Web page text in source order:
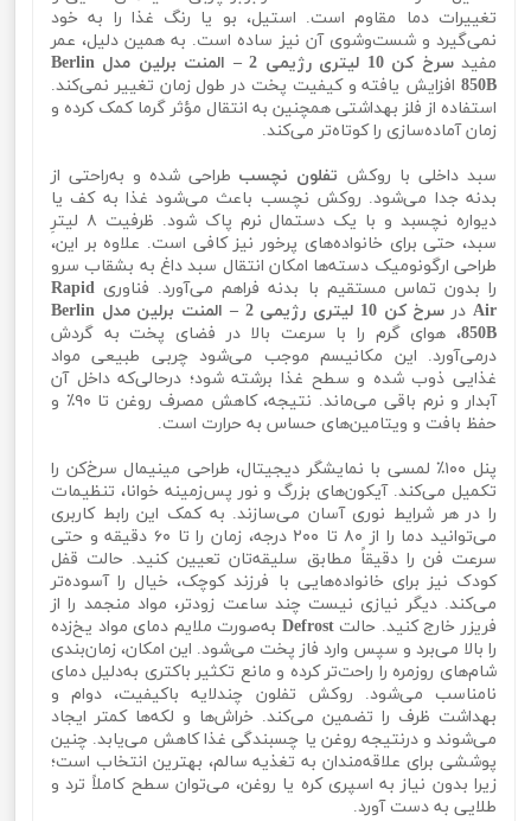
تغییرات دما مقاوم است. استیل، بو یا رنگ غذا را به خود
نمی‌گیرد و شست‌وشوی آن نیز ساده است. به همین دلیل، عمر
مفید
سرخ کن 10 لیتری رژیمی 2 – المنت برلین مدل Berlin
850B افزایش یافته و کیفیت پخت در طول زمان تغییر نمی‌کند.
استفاده از فلز بهداشتی همچنین به انتقال مؤثر گرما کمک کرده و
زمان آماده‌سازی را کوتاه‌تر می‌کند.
سبد داخلی با روکش تفلون نچسب طراحی شده و به‌راحتی از
بدنه جدا می‌شود. روکش نچسب باعث می‌شود غذا به کف یا
دیواره نچسبد و با یک دستمال نرم پاک شود. ظرفیت ۸ لیترِ
سبد، حتی برای خانواده‌های پرخور نیز کافی است. علاوه بر این،
طراحی ارگونومیک دسته‌ها امکان انتقال سبد داغ به بشقاب سرو
را بدون تماس مستقیم با بدنه فراهم می‌آورد. فناوری Rapid
Air در
سرخ کن 10 لیتری رژیمی 2 – المنت برلین مدل Berlin
850B، هوای گرم را با سرعت بالا در فضای پخت به گردش
درمی‌آورد. این مکانیسم موجب می‌شود چربی طبیعی مواد
غذایی ذوب شده و سطح غذا برشته شود؛ درحالی‌که داخل آن
آبدار و نرم باقی می‌ماند. نتیجه، کاهش مصرف روغن تا ۹۰٪ و
حفظ بافت و ویتامین‌های حساس به حرارت است.
پنل ۱۰۰٪ لمسی با نمایشگر دیجیتال، طراحی مینیمال سرخ‌کن را
تکمیل می‌کند. آیکون‌های بزرگ و نور پس‌زمینه خوانا، تنظیمات
را در هر شرایط نوری آسان می‌سازند. به کمک این رابط کاربری
می‌توانید دما را از ۸۰ تا ۲۰۰ درجه، زمان را تا ۶۰ دقیقه و حتی
سرعت فن را دقیقاً مطابق سلیقه‌تان تعیین کنید. حالت قفل
کودک نیز برای خانواده‌هایی با فرزند کوچک، خیال را آسوده‌تر
می‌کند. دیگر نیازی نیست چند ساعت زودتر، مواد منجمد را از
فریزر خارج کنید. حالتDefrost به‌صورت ملایم دمای مواد یخ‌زده
را بالا می‌برد و سپس وارد فاز پخت می‌شود. این امکان، زمان‌بندی
شام‌های روزمره را راحت‌تر کرده و مانع تکثیر باکتری به‌دلیل دمای
نامناسب می‌شود. روکش تفلون چندلایه باکیفیت، دوام و
بهداشت ظرف را تضمین می‌کند. خراش‌ها و لکه‌ها کمتر ایجاد
می‌شوند و درنتیجه روغن یا چسبندگی غذا کاهش می‌یابد. چنین
پوششی برای علاقه‌مندان به تغذیه سالم، بهترین انتخاب است؛
زیرا بدون نیاز به اسپری کره یا روغن، می‌توان سطح کاملاً ترد و
طلایی به دست آورد.